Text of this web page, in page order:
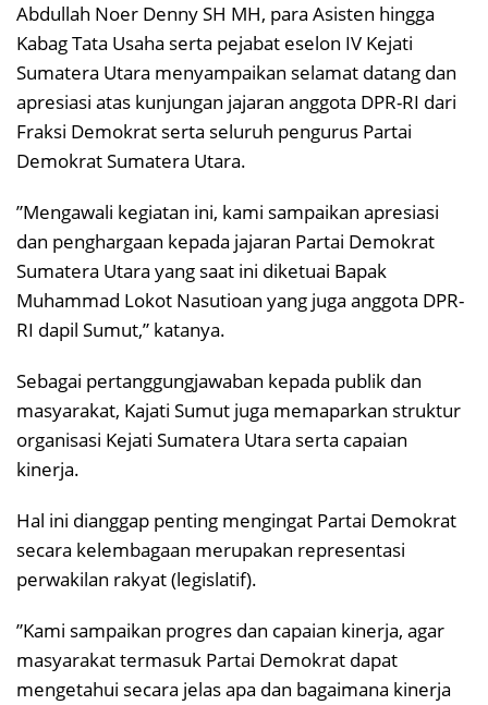
Abdullah Noer Denny SH MH, para Asisten hingga
Kabag Tata Usaha serta pejabat eselon IV Kejati
Sumatera Utara menyampaikan selamat datang dan
apresiasi atas kunjungan jajaran anggota DPR-RI dari
Fraksi Demokrat serta seluruh pengurus Partai
Demokrat Sumatera Utara.
”Mengawali kegiatan ini, kami sampaikan apresiasi
dan penghargaan kepada jajaran Partai Demokrat
Sumatera Utara yang saat ini diketuai Bapak
Muhammad Lokot Nasutioan yang juga anggota DPR-
RI dapil Sumut,” katanya.
Sebagai pertanggungjawaban kepada publik dan
masyarakat, Kajati Sumut juga memaparkan struktur
organisasi Kejati Sumatera Utara serta capaian
kinerja.
Hal ini dianggap penting mengingat Partai Demokrat
secara kelembagaan merupakan representasi
perwakilan rakyat (legislatif).
”Kami sampaikan progres dan capaian kinerja, agar
masyarakat termasuk Partai Demokrat dapat
mengetahui secara jelas apa dan bagaimana kinerja